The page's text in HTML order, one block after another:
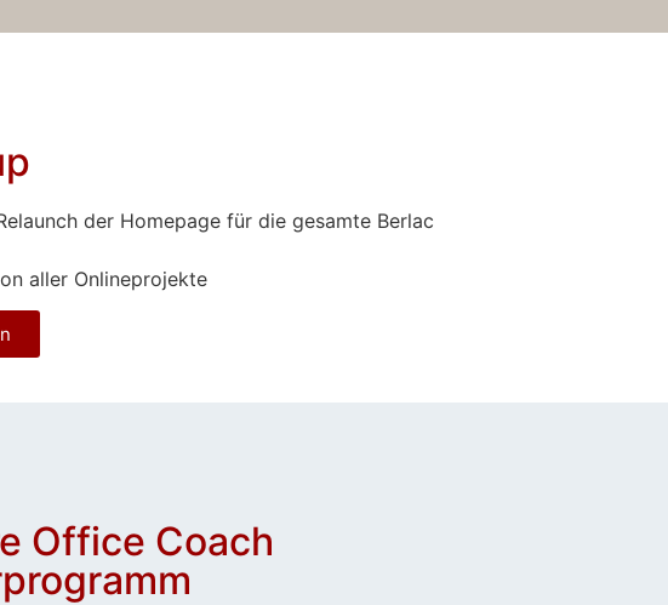
der Homepage für die gesamte Berlac
aller Onlineprojekte
Office Coach